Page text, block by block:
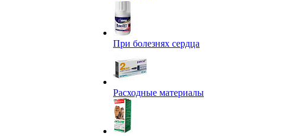
При болезнях сердца
Расходные материалы